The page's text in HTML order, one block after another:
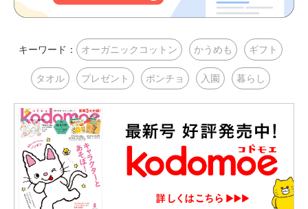
キーワード： オーガニックコットン かうめも ギフト
タオル プレゼント ポンチョ 入園 暮らし